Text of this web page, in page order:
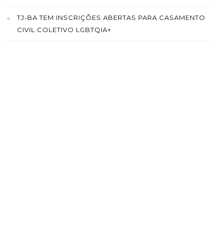
TJ-BA TEM INSCRIÇÕES ABERTAS PARA CASAMENTO
CIVIL COLETIVO LGBTQIA+